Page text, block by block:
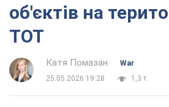
об'єктів на
ТОТ
Катя Помазан
War
25.05.2026 19:28
1,3 т.